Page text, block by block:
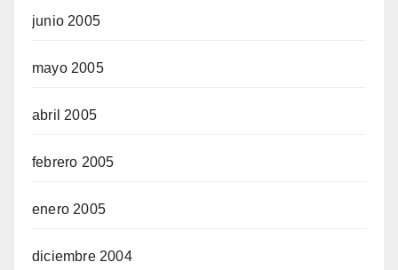
junio 2005
mayo 2005
abril 2005
febrero 2005
enero 2005
diciembre 2004